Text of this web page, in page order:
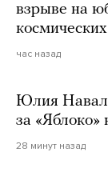
взрыве на
час назад
Юлия
за «Яблоко»
28 минут назад